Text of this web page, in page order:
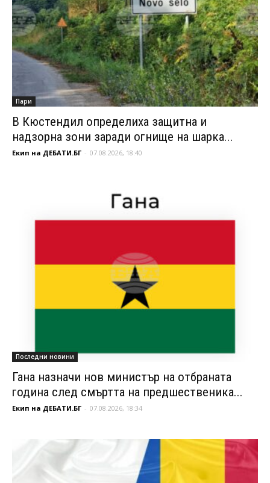
Пари
В Кюстендил определиха защитна и
надзорна зони заради огнище на шарка...
Екип на ДЕБАТИ.БГ - 07.08.2026, 18:40
Последни новини
Гана назначи нов министър на отбраната
година след смъртта на предшественика...
Екип на ДЕБАТИ.БГ - 07.08.2026, 18:34